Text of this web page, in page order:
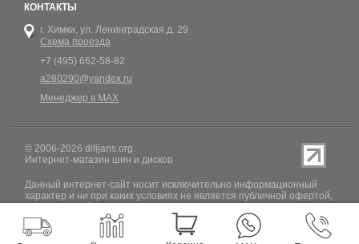
КОНТАКТЫ
г. Химки, ул. Ленинградская д. 29
Схема проезда
+7 (495) 662-58-82
a280290@yandex.ru
Менеджер в MAX
© 2006-2026 dilijans.org.
Интернет-магазин шин и дисков
Данный интернет-сайт носит исключительно информационный
характер и ни при каких условиях не является публичной офертой,
определяемой положениями Статьи 437 (2) Гражданского кодекса
РФ. Обновление информации о наличии шин и дисков на сайте
Dilijans.org производится 24 часа в сутки, но не включает в себя
информацию о резервах.